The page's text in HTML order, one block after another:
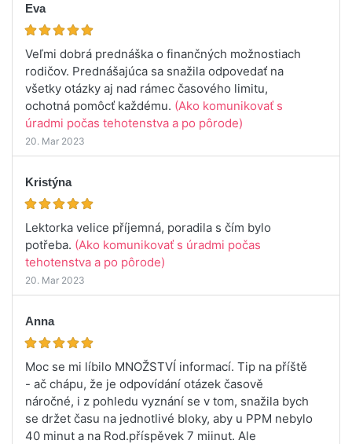
Eva
Veľmi dobrá prednáška o finančných možnostiach
rodičov. Prednášajúca sa snažila odpovedať na
všetky otázky aj nad rámec časového limitu,
ochotná pomôcť každému. (Ako komunikovať s
úradmi počas tehotenstva a po pôrode)
20. Mar 2023
Kristýna
Lektorka velice příjemná, poradila s čím bylo
potřeba. (Ako komunikovať s úradmi počas
tehotenstva a po pôrode)
20. Mar 2023
Anna
Moc se mi líbilo MNOŽSTVÍ informací. Tip na příště
- ač chápu, že je odpovídání otázek časově
náročné, i z pohledu vyznání se v tom, snažila bych
se držet času na jednotlivé bloky, aby u PPM nebylo
40 minut a na Rod.příspěvek 7 miinut. Ale